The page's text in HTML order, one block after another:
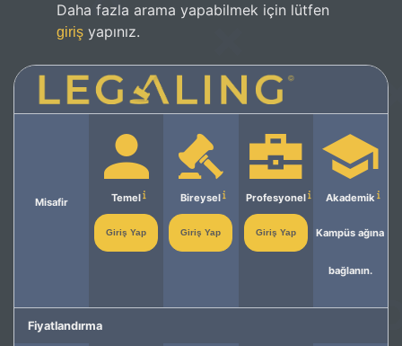
Daha fazla arama yapabilmek için lütfen
giriş yapınız.
Misafir Temel
Giriş Yap
Bireysel
Giriş Yap
Profesyonel
Giriş Yap
Akademik
Kampüs ağına
bağlanın.
Fiyatlandırma